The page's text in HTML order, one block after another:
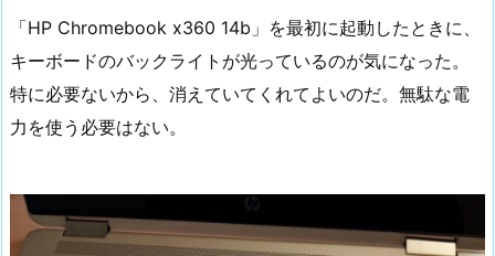
「HP Chromebook x360 14b」を最初に起動したときに、
キーボードのバックライトが光っているのが気になった。
特に必要ないから、消えていてくれてよいのだ。無駄な電
力を使う必要はない。